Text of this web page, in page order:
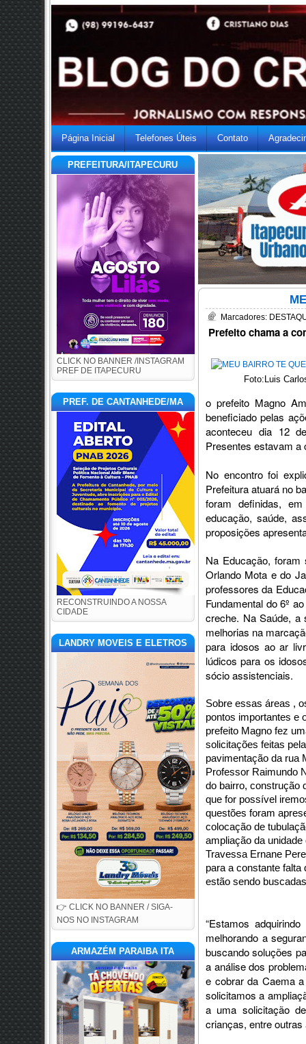
Página Inicial Telefones Úteis Contato
PREFEITURA/ITAPECURU
CLICK NO BANNER /INSTAGRAM
PREF DE ITAPECURU
PREF. DE CANTANHEDE/MA
RECONSTRUINDO A NOSSA
CIDADE
LANDRY MOVEIS E ELETROS
👉 CLICK NO BANNER / SIGA-
NOS NO INSTAGRAM
ARMAZÉM PARAIBA ITA
Marcadores:
Prefeito chama a
Foto:Luis
o prefeito Magno
beneficiado pelas
aconteceu dia 12
Presentes estavam
No encontro foi
Prefeitura atuará no
foram definidas,
educação, saúde,
proposições
Na Educação, foram
Orlando Mota e do
professores da
Fundamental do 6º
creche. Na Saúde, a
melhorias na
para idosos ao ar
lúdicos para os
sócio assistenciais.
Sobre essas áreas ,
pontos importantes e
prefeito Magno fez
solicitações feitas
pavimentação da rua
Professor Raimundo
do bairro, construção
que for possível
questões foram
colocação de
ampliação da
Travessa Ernane
para a constante falta
estão sendo
“Estamos
melhorando a
buscando soluções
a análise dos
e cobrar da Caema
solicitamos a
a uma solicitação
crianças, entre outras